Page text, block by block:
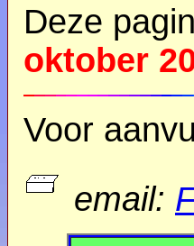
Deze
oktober
Voor
email: